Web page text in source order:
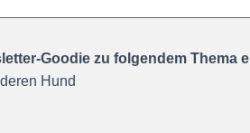
Goodie zu folgendem Thema
Hund